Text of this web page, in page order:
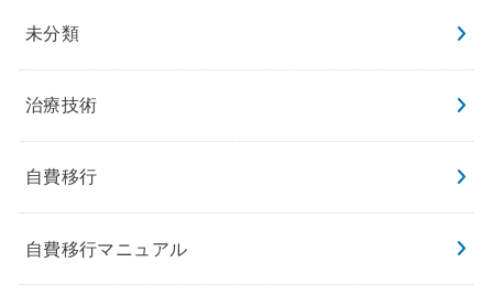
未分類
治療技術
自費移行
自費移行マニュアル